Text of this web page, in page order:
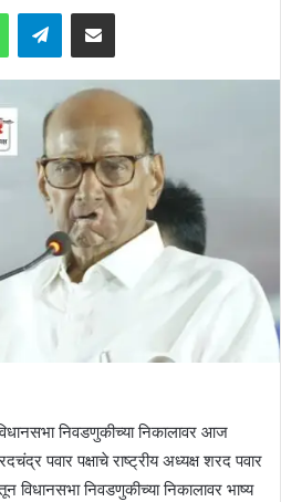
WhatsAppTelegramShare via Email
निवडणुकीच्या निकालावर आज
पवार पक्षाचे राष्ट्रीय अध्यक्ष शरद पवार
विधानसभा निवडणुकीच्या निकालावर भाष्य